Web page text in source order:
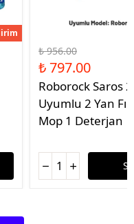
₺ 956.00
₺ 797.00
Roborock Saros
Uyumlu 2 Yan
Mop 1 Deterjan